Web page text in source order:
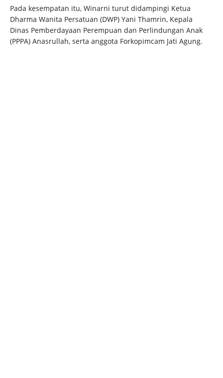
Pada kesempatan itu, Winarni turut didampingi Ketua
Dharma Wanita Persatuan (DWP) Yani Thamrin, Kepala
Dinas Pemberdayaan Perempuan dan Perlindungan Anak
(PPPA) Anasrullah, serta anggota Forkopimcam Jati Agung.